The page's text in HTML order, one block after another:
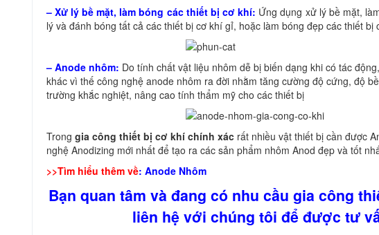
– Xử lý bề mặt, làm bóng các thiết bị cơ khí: Ứng dụng xử lý bề mặt,
lý và đánh bóng tất cả các thiết bị cơ khí gỉ, hoặc làm bóng đẹp các thiết bị
– Anode nhôm: Do tính chất vật liệu nhôm dễ bị biến dạng khi có tác
khác vì thế công nghệ anode nhôm ra đời nhằm tăng cường độ cứng, độ
trường khắc nghiệt, nâng cao tính thẩm mỹ cho các thiết bị
Trong gia công thiết bị cơ khí chính xácrất nhiều vật thiết bị cần được
nghệ Anodizing mới nhất để tạo ra các sản phẩm nhôm Anod đẹp và tốt
>>Tìm hiểu thêm về: Anode Nhôm
Bạn quan tâm và đang có nhu cầu gia công
liên hệ với chúng tôi để được tư